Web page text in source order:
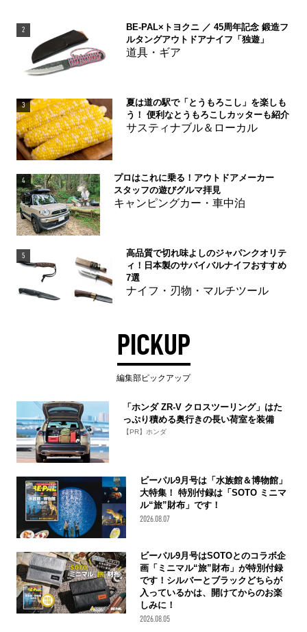
2
BE-PAL×トヨクニ ／ 45周年記念 鍛造フ
ルタングアウトドアナイフ「独遊」
道具・ギア
3
夏は道の駅で「とうもろこし」を楽しも
う！ 便利なとうもろこしカッターも紹介
サスティナブル＆ローカル
4
プロはこれに乗る！アウトドアメーカー
スタッフの遊びグルマ拝見
キャンピングカー・車中泊
5
高品質で切れ味よしのジャパンクオリテ
ィ！日本製のサバイバルナイフおすすめ
7選
ナイフ・刃物・マルチツール
PICKUP
編集部ピックアップ
「ホンダ ZR-V クロスツーリング」はた
っぷり積める奥行きの長い荷室を装備
【PR】ホンダ
ビーパル9月号は「水族館＆博物館」
大特集！ 特別付録は「SOTO ミニマ
ル“旅”財布」です！
2026.08.07
ビーパル9月号はSOTOとのコラボ企
画「ミニマル“旅”財布」が特別付録
です！シルバーとブラックどちらが
入っているかは、開けてからのお楽
しみに！
2026.08.05